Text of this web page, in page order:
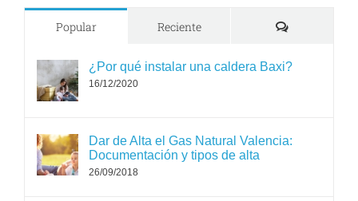
Popular Reciente Comments
¿Por qué instalar una caldera Baxi?
16/12/2020
Dar de Alta el Gas Natural Valencia:
Documentación y tipos de alta
26/09/2018